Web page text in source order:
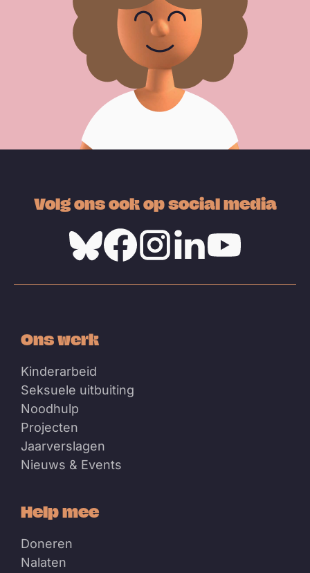
Volg ons ook op social media
Ons werk
Kinderarbeid
Seksuele uitbuiting
Noodhulp
Projecten
Jaarverslagen
Nieuws & Events
Help mee
Doneren
Nalaten